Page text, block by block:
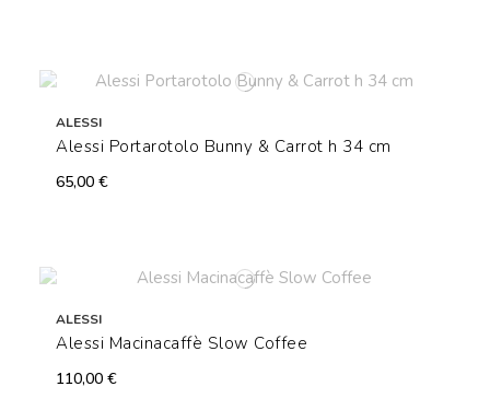
ALESSI
Alessi Portarotolo Bunny & Carrot h 34 cm
65,00 €
ALESSI
Alessi Macinacaffè Slow Coffee
110,00 €